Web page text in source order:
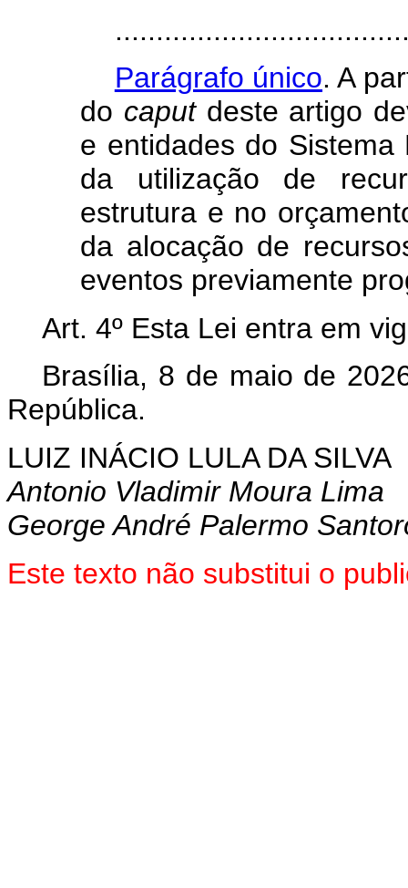
Parágrafo único. A
do caputdeste artigo
e entidades do
da utilização de
estrutura e no
da alocação de
eventos previamente
Art. 4º Esta Lei entra em
Brasília, 8 de maio de
República.
LUIZ INÁCIO LULA DA SILVA
Antonio Vladimir Moura Lima
George André Palermo
Este texto não substitui o